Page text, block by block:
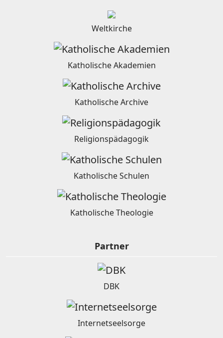
Weltkirche
Katholische Akademien
Katholische Archive
Religionspädagogik
Katholische Schulen
Katholische Theologie
Partner
DBK
Internetseelsorge